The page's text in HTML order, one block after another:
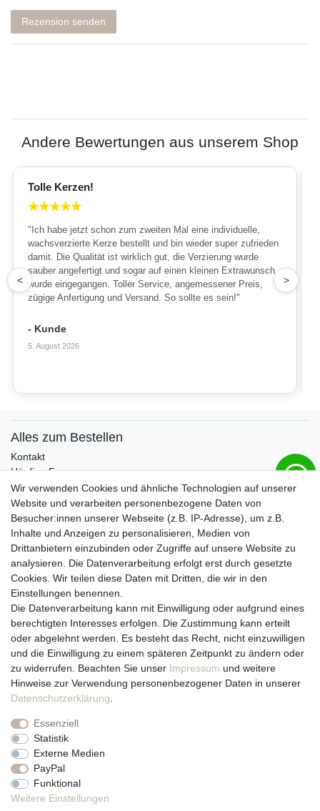
Rezension senden
Andere Bewertungen aus unserem Shop
Tolle Kerzen!
★★★★★
"Ich habe jetzt schon zum zweiten Mal eine individuelle,
wachsverzierte Kerze bestellt und bin wieder super zufrieden
damit. Die Qualität ist wirklich gut, die Verzierung wurde
sauber angefertigt und sogar auf einen kleinen Extrawunsch
wurde eingegangen. Toller Service, angemessener Preis,
zügige Anfertigung und Versand. So sollte es sein!"
- Kunde
5. August 2026
< >
Alles zum Bestellen
Kontakt
Häufige Fragen
Zahlungsmöglichkeiten
Versandbedingungen
Widerrufsrecht
Vertrag widerrufen
Über uns und unsere Kerzen
Team
Unternehmen / Philosophie
Kerzenpflege und Abbrennhinweise
Unsere Kerzenlieferanten
Du erreichst uns von
Montag bis Freitag 10 bis 17 Uhr
Telefonisch und per Whatsapp
erreichst Du uns unter:
+49 561 287 907 84
Rechtliches
Wir verwenden Cookies und ähnliche Technologien auf unserer
Website und verarbeiten personenbezogene Daten von
Besucher:innen unserer Webseite (z.B. IP-Adresse), um z.B.
Inhalte und Anzeigen zu personalisieren, Medien von
Drittanbietern einzubinden oder Zugriffe auf unsere Website zu
analysieren. Die Datenverarbeitung erfolgt erst durch gesetzte
Cookies. Wir teilen diese Daten mit Dritten, die wir in den
Einstellungen benennen.
Die Datenverarbeitung kann mit Einwilligung oder aufgrund eines
berechtigten Interesses erfolgen. Die Zustimmung kann erteilt
oder abgelehnt werden. Es besteht das Recht, nicht einzuwilligen
und die Einwilligung zu einem späteren Zeitpunkt zu ändern oder
zu widerrufen. Beachten Sie unser Impressum und weitere
Hinweise zur Verwendung personenbezogener Daten in unserer
Daten­schutz­erklärung
Essenziell
Statistik
Externe Medien
PayPal
Funktional
Weitere Einstellungen